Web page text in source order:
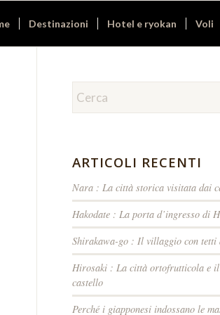
Destinazioni Hotel e ryokan Voli
ARTICOLI RECENTI
Nara : La città storica visitata dai
Hakodate : La porta d’ingresso di
Shirakawa-go : Il villaggio con tetti
Hirosaki : La città ortofrutticola e
castello
Perché i giapponesi indossano le